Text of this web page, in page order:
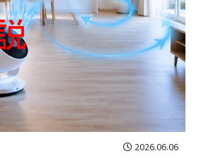
2026.06.06